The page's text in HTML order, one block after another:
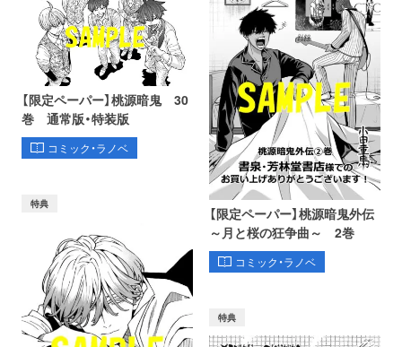
【限定ペーパー】桃源暗鬼 30
巻 通常版・特装版
コミック・ラノベ
【限定ペーパー】桃源暗鬼外伝
～月と桜の狂争曲～ 2巻
コミック・ラノベ
特典
特典